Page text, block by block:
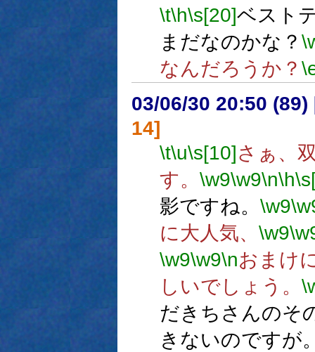
\t\h\s[20]ベスト
まだなのかな？
なんだろうか？
03/06/30 20:50 (89)
14]
\t\u\s[10]さぁ、
す。 \w9\w9\n\h
影ですね。 \w9
に大人気、 \w9
\w9\w9\nおまけ
しいでしょう。
だきちさんのそ
きないのですが